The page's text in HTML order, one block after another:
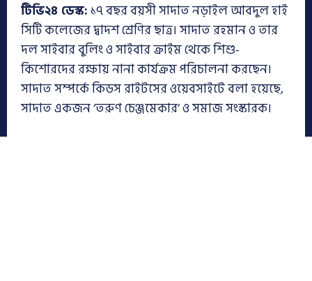
টিভি২৪ ডেস্ক:১৭ বছর বয়সী সাদাত নড়াইল আবদুল হাই
সিটি কলেজের দ্বাদশ শ্রেণির ছাত্র। সাদাত রহমান ও তার
দল সাইবার বুলিং ও সাইবার ক্রাইম থেকে শিশু-
কিশোরদের রক্ষায় নানা কার্যক্রম পরিচালনা করছেন।
সাদাত সম্পর্কে কিডস রাইটসের ওয়েবসাইটে বলা হয়েছে,
সাদাত একজন ‘তরুণ চেঞ্জমেকার’ ও সমাজ সংস্কারক।